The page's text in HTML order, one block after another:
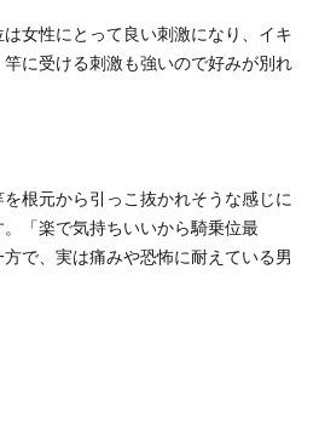
女性にとって良い刺激になり、イキ
に受ける刺激も強いので好みが別れ
根元から引っこ抜かれそうな感じに
「楽で気持ちいいから騎乗位最
で、実は痛みや恐怖に耐えている男